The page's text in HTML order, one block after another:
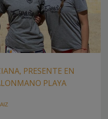
PRESENTE EN
PLAYA